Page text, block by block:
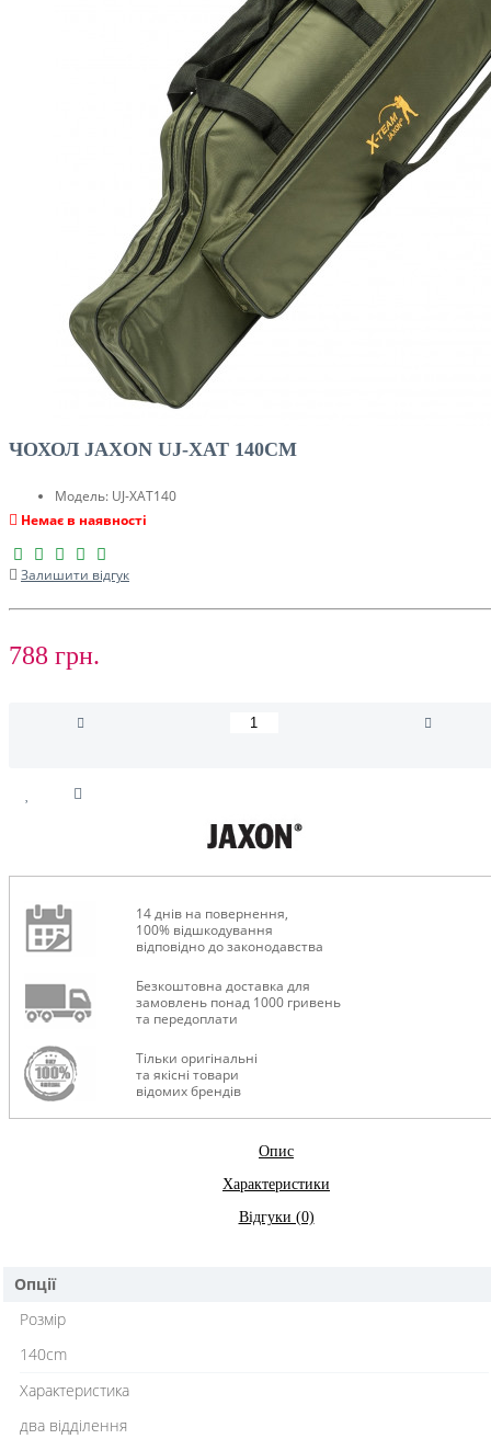
ЧОХОЛ JAXON UJ-XAT 140CM
Модель: UJ-XAT140
Немає в наявності
Залишити відгук
788 грн.
14 днів на повернення,
100% відшкодування
відповідно до законодавства
Безкоштовна доставка для
замовлень понад 1000 гривень
та передоплати
Тільки оригінальні
та якісні товари
відомих брендів
Опис
Характеристики
Відгуки (0)
Опції
Розмір
140cm
Характеристика
два відділення